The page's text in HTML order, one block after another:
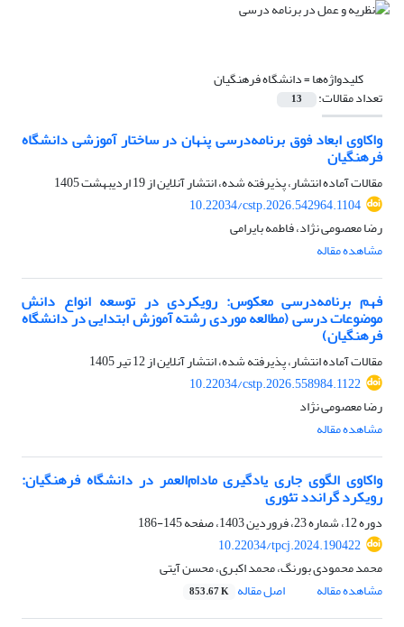
کلیدواژه‌ها =دانشگاه فرهنگیان
تعداد مقالات: 13
واکاوی ابعاد فوق برنامه‌درسی پنهان در ساختار آموزشی دانشگاه
فرهنگیان
مقالات آماده انتشار، پذیرفته شده، انتشار آنلاین از19 اردیبهشت 1405
10.22034/cstp.2026.542964.1104
رضا معصومی نژاد، فاطمه بایرامی
مشاهده مقاله
فهم برنامه‌درسی معکوس: رویکردی در توسعه انواع دانش
موضوعات درسی (مطالعه موردی رشته آموزش ابتدایی در دانشگاه
فرهنگیان)
مقالات آماده انتشار، پذیرفته شده، انتشار آنلاین از12 تیر 1405
10.22034/cstp.2026.558984.1122
رضا معصومی نژاد
مشاهده مقاله
واکاوی الگوی جاری یادگیری مادام‌العمر در دانشگاه فرهنگیان:
رویکرد گراندد تئوری
دوره 12، شماره 23، فروردین 1403، صفحه
145-186
10.22034/tpcj.2024.190422
محمد محمودی بورنگ، محمد اکبری، محسن آیتی
مشاهده مقاله
اصل مقاله 853.67 K